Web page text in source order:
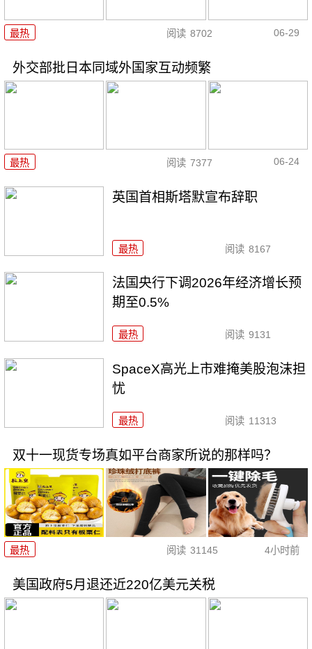
最热 阅读 8702 06-29
外交部批日本同域外国家互动频繁
最热 阅读 7377 06-24
英国首相斯塔默宣布辞职
最热 阅读 8167
法国央行下调2026年经济增长预
期至0.5%
最热 阅读 9131
SpaceX高光上市难掩美股泡沫担
忧
最热 阅读 11313
双十一现货专场真如平台商家所说的那样吗？
最热 阅读 31145 4小时前
美国政府5月退还近220亿美元关税